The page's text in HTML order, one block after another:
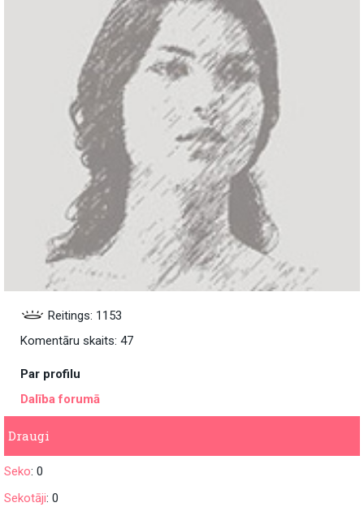
Reitings: 1153
Komentāru skaits: 47
Par profilu
Dalība forumā
Draugi
Seko: 0
Sekotāji: 0